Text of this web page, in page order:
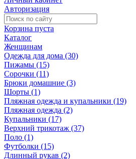
Авторизация
Корзина пуста
Каталог
Женщинам
Одежда для дома (30)
Пижамы (15)
Сорочки (11)
Брюки домашние (3)
Шорты (1)
Пляжная одежда и купальники (19)
Пляжная одежда (2)
Купальники (17)
Верхний трикотаж (37)
Поло (1)
Футболки (15)
Длинный рукав (2)